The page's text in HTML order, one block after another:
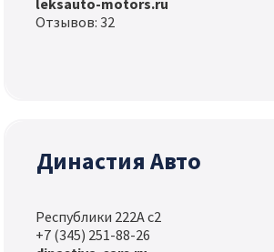
leksauto-motors.ru
Отзывов: 32
Династия Авто
Республики 222А с2
+7 (345) 251-88-26